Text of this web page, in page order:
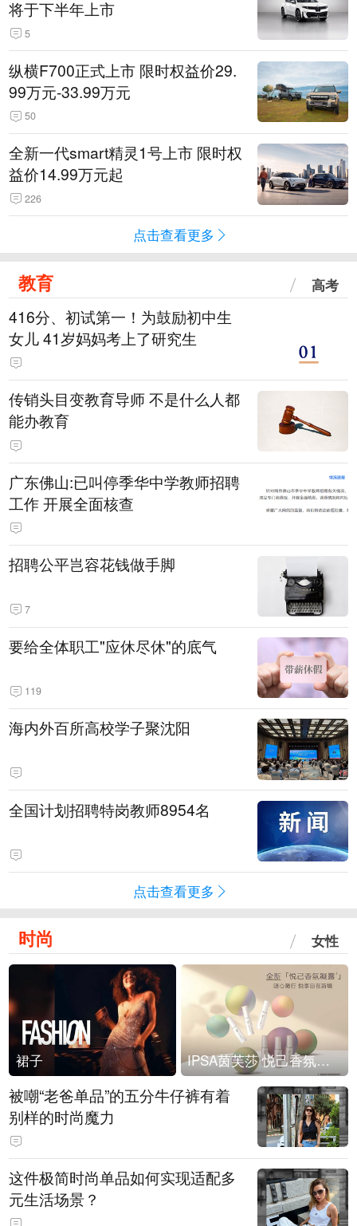
将于下半年上市
5
纵横F700正式上市 限时权益价29.
99万元-33.99万元
50
全新一代smart精灵1号上市 限时权
益价14.99万元起
226
点击查看更多
教育 高考
416分、初试第一！为鼓励初中生
女儿 41岁妈妈考上了研究生
传销头目变教育导师 不是什么人都
能办教育
广东佛山:已叫停季华中学教师招聘
工作 开展全面核查
招聘公平岂容花钱做手脚
7
要给全体职工"应休尽休"的底气
119
海内外百所高校学子聚沈阳
全国计划招聘特岗教师8954名
点击查看更多
时尚 女性
裙子 IPSA茵芙莎 悦己香氛凝露上市
被嘲“老爸单品”的五分牛仔裤有着
别样的时尚魔力
这件极简时尚单品如何实现适配多
元生活场景？